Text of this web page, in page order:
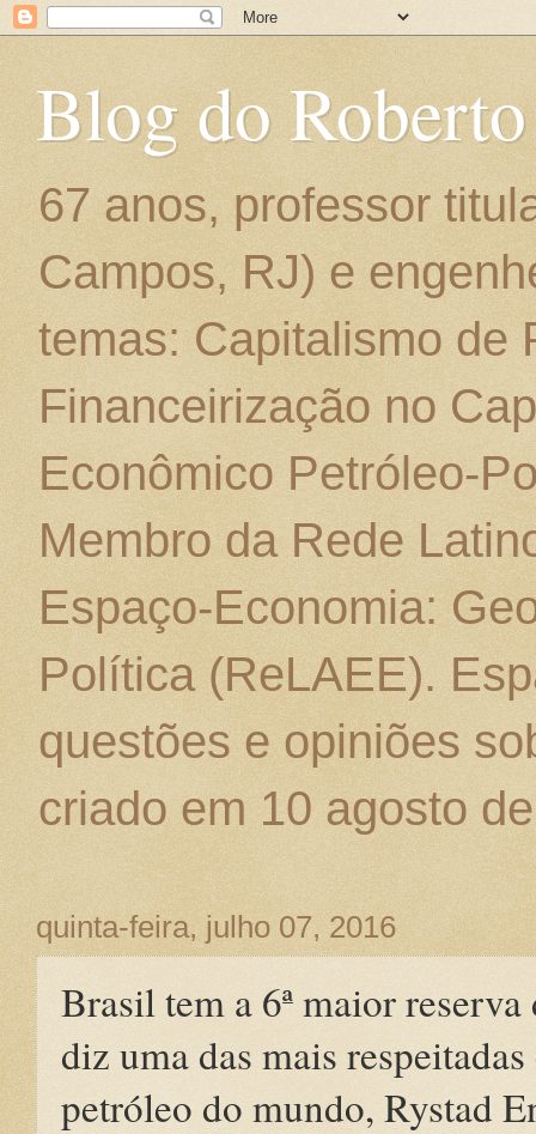
Blog do
67 anos, professor
Campos, RJ) e
temas: Capitalismo de
Financeirização no
Econômico Petróleo-
Membro da Rede
Espaço-Economia:
Política (ReLAEE).
questões e opiniões
criado em 10 agosto
quinta-feira, julho 07, 2016
Brasil tem a 6ª maior
diz uma das mais
petróleo do mundo, Rystad